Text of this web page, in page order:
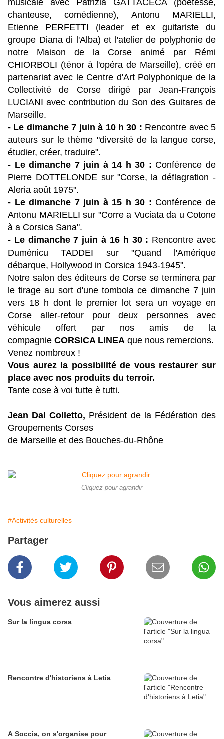
musicale avec Patrizia GATTACECA (poétesse,
chanteuse, comédienne), Antonu MARIELLI,
Etienne PERFETTI (leader et ex guitariste du
groupe Diana di l'Alba) et l'atelier de polyphonie de
notre Maison de la Corse animé par Rémi
CHIORBOLI (ténor à l'opéra de Marseille), créé en
partenariat avec le Centre d'Art Polyphonique de la
Collectivité de Corse dirigé par Jean-François
LUCIANI avec contribution du Son des Guitares de
Marseille.
- Le dimanche 7 juin à 10 h 30 : Rencontre avec 5
auteurs sur le thème "diversité de la langue corse,
étudier, créer, traduire".
- Le dimanche 7 juin à 14 h 30 : Conférence de
Pierre DOTTELONDE sur "Corse, la déflagration -
Aleria août 1975".
- Le dimanche 7 juin à 15 h 30 : Conférence de
Antonu MARIELLI sur "Corre a Vuciata da u Cotone
à a Corsica Sana".
- Le dimanche 7 juin à 16 h 30 : Rencontre avec
Dumènicu TADDEI sur "Quand l'Amérique
débarque, Hollywood in Corsica 1943-1945".
Notre salon des éditeurs de Corse se terminera par
le tirage au sort d'une tombola ce dimanche 7 juin
vers 18 h dont le premier lot sera un voyage en
Corse aller-retour pour deux personnes avec
véhicule offert par nos amis de la
compagnie CORSICA LINEA que nous remercions.
Venez nombreux !
Vous aurez la possibilité de vous restaurer sur
place avec nos produits du terroir.
Tante cose à voi tutte è tutti.
Jean Dal Colletto, Président de la Fédération des
Groupements Corses
de Marseille et des Bouches-du-Rhône
Cliquez pour agrandir
#Activités culturelles
Partager
Vous aimerez aussi
Sur la lingua corsa
Rencontre d'historiens à Letia
A Soccia, on s'organise pour